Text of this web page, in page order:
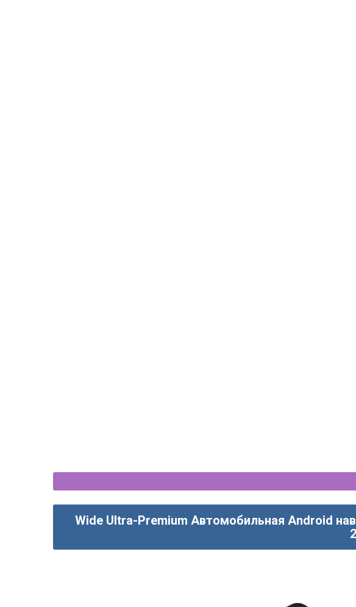
Wide Ultra-Premium Автомобильная Android